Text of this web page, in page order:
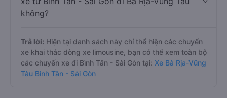
không?
Trả lời: Hiện tại danh sách này chỉ thể hiện các chuyến
xe khai thác dòng xe limousine, bạn có thể xem toàn bộ
các chuyến xe đi Bình Tân - Sài Gòn tại: Xe Bà Rịa-Vũng
Tàu Bình Tân - Sài Gòn